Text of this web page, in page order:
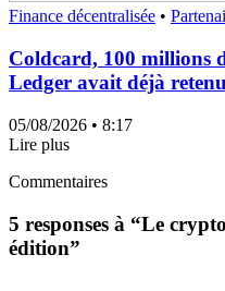
Finance décentralisée •
Coldcard, 100 millions
Ledger avait déjà
05/08/2026 • 8:17
Lire plus
Commentaires
5 responses à “Le
édition”